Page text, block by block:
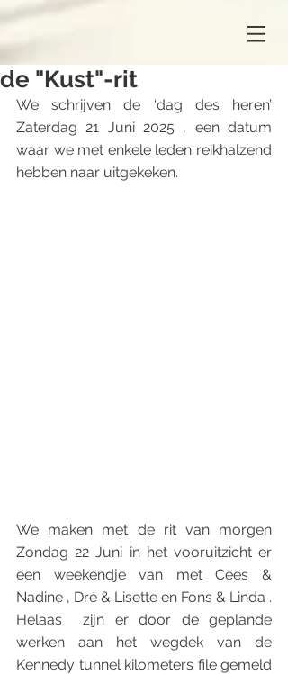
de "Kust"-rit
We schrijven de ‘dag des heren’
Zaterdag 21 Juni 2025 , een datum
waar we met enkele leden reikhalzend
hebben naar uitgekeken.
We maken met de rit van morgen
Zondag 22 Juni in het vooruitzicht er
een weekendje van met Cees &
Nadine , Dré & Lisette en Fons & Linda .
Helaas  zijn er door de geplande
werken aan het wegdek van de
Kennedy tunnel kilometers file gemeld